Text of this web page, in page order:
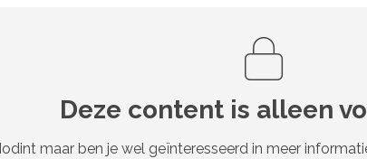
Deze content is alleen
maar ben je wel geïnteresseerd in meer